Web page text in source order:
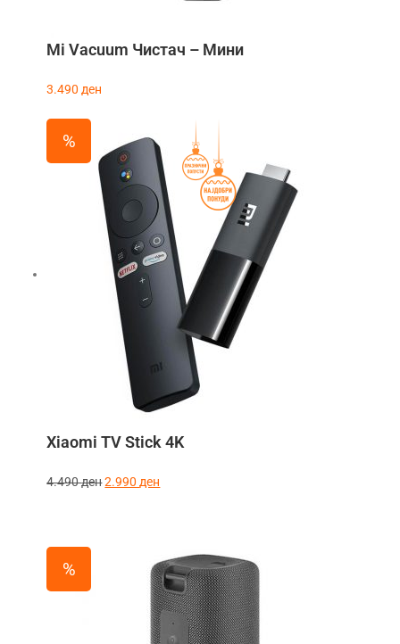
Mi Vacuum Чистач – Мини
3.490ден
%
Xiaomi TV Stick 4K
4.490ден2.990ден
%